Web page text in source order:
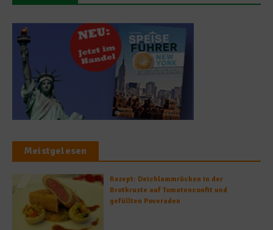
Meistgelesen
Rezept: Deichlammrücken in der
Brotkruste auf Tomatenconfit und
gefüllten Poveraden